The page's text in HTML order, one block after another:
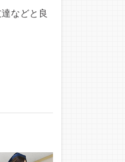
などと良